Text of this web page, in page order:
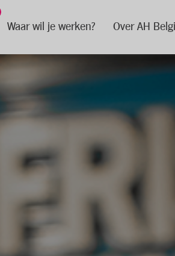
Waar wil je werken? Over AH